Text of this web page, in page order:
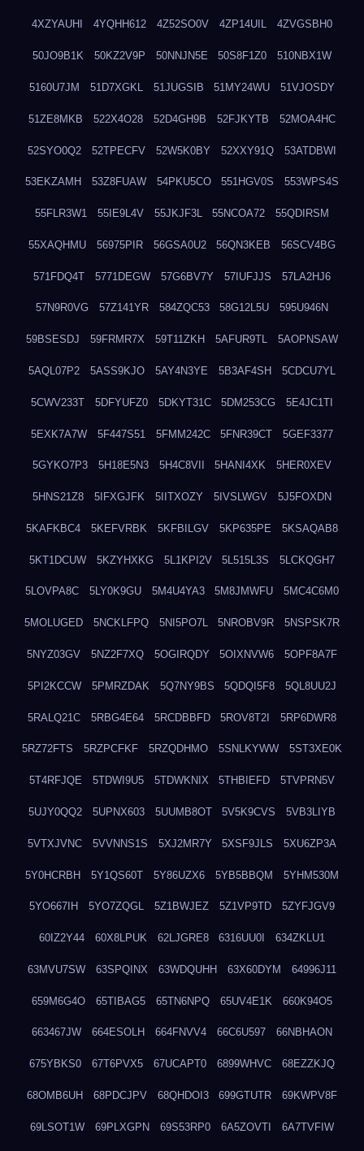
4XZYAUHI 4YQHH612 4Z52SO0V 4ZP14UIL 4ZVGSBH0
50JO9B1K 50KZ2V9P 50NNJN5E 50S8F1Z0 510NBX1W
5160U7JM 51D7XGKL 51JUGSIB 51MY24WU 51VJOSDY
51ZE8MKB 522X4O28 52D4GH9B 52FJKYTB 52MOA4HC
52SYO0Q2 52TPECFV 52W5K0BY 52XXY91Q 53ATDBWI
53EKZAMH 53Z8FUAW 54PKU5CO 551HGV0S 553WPS4S
55FLR3W1 55IE9L4V 55JKJF3L 55NCOA72 55QDIRSM
55XAQHMU 56975PIR 56GSA0U2 56QN3KEB 56SCV4BG
571FDQ4T 5771DEGW 57G6BV7Y 57IUFJJS 57LA2HJ6
57N9R0VG 57Z141YR 584ZQC53 58G12L5U 595U946N
59BSESDJ 59FRMR7X 59T11ZKH 5AFUR9TL 5AOPNSAW
5AQL07P2 5ASS9KJO 5AY4N3YE 5B3AF4SH 5CDCU7YL
5CWV233T 5DFYUFZ0 5DKYT31C 5DM253CG 5E4JC1TI
5EXK7A7W 5F447S51 5FMM242C 5FNR39CT 5GEF3377
5GYKO7P3 5H18E5N3 5H4C8VII 5HANI4XK 5HER0XEV
5HNS21Z8 5IFXGJFK 5IITXOZY 5IVSLWGV 5J5FOXDN
5KAFKBC4 5KEFVRBK 5KFBILGV 5KP635PE 5KSAQAB8
5KT1DCUW 5KZYHXKG 5L1KPI2V 5L515L3S 5LCKQGH7
5LOVPA8C 5LY0K9GU 5M4U4YA3 5M8JMWFU 5MC4C6M0
5MOLUGED 5NCKLFPQ 5NI5PO7L 5NROBV9R 5NSPSK7R
5NYZ03GV 5NZ2F7XQ 5OGIRQDY 5OIXNVW6 5OPF8A7F
5PI2KCCW 5PMRZDAK 5Q7NY9BS 5QDQI5F8 5QL8UU2J
5RALQ21C 5RBG4E64 5RCDBBFD 5ROV8T2I 5RP6DWR8
5RZ72FTS 5RZPCFKF 5RZQDHMO 5SNLKYWW 5ST3XE0K
5T4RFJQE 5TDWI9U5 5TDWKNIX 5THBIEFD 5TVPRN5V
5UJY0QQ2 5UPNX603 5UUMB8OT 5V5K9CVS 5VB3LIYB
5VTXJVNC 5VVNNS1S 5XJ2MR7Y 5XSF9JLS 5XU6ZP3A
5Y0HCRBH 5Y1QS60T 5Y86UZX6 5YB5BBQM 5YHM530M
5YO667IH 5YO7ZQGL 5Z1BWJEZ 5Z1VP9TD 5ZYFJGV9
60IZ2Y44 60X8LPUK 62LJGRE8 6316UU0I 634ZKLU1
63MVU7SW 63SPQINX 63WDQUHH 63X60DYM 64996J11
659M6G4O 65TIBAG5 65TN6NPQ 65UV4E1K 660K94O5
663467JW 664ESOLH 664FNVV4 66C6U597 66NBHAON
675YBKS0 67T6PVX5 67UCAPT0 6899WHVC 68EZZKJQ
68OMB6UH 68PDCJPV 68QHDOI3 699GTUTR 69KWPV8F
69LSOT1W 69PLXGPN 69S53RP0 6A5ZOVTI 6A7TVFIW